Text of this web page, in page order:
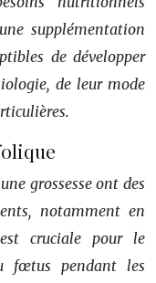
supplémentation
de développer
de leur mode
grossesse ont des
notamment en
cruciale pour le
fœtus pendant les